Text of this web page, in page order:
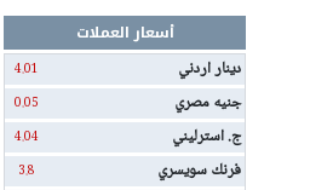
أسعار العملات
دينار اردني
4.01
جنيه مصري 0.05
ج. استرليني 4.04
فرنك سويسري 3.8